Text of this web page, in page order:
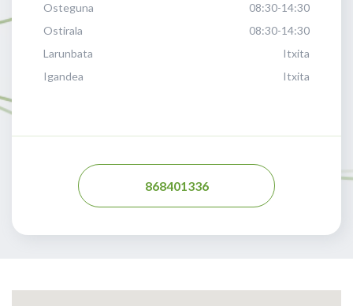
Osteguna
08:30-14:30
Ostirala
08:30-14:30
Larunbata
Itxita
Igandea
Itxita
868401336